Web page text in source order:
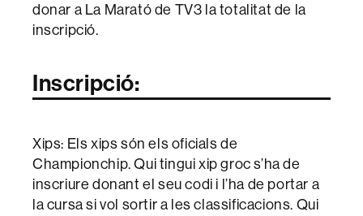
donar a La Marató de TV3 la totalitat de la
inscripció.
Inscripció:
Xips: Els xips són els oficials de
Championchip. Qui tingui xip groc s’ha de
inscriure donant el seu codi i l’ha de portar a
la cursa si vol sortir a les classificacions. Qui